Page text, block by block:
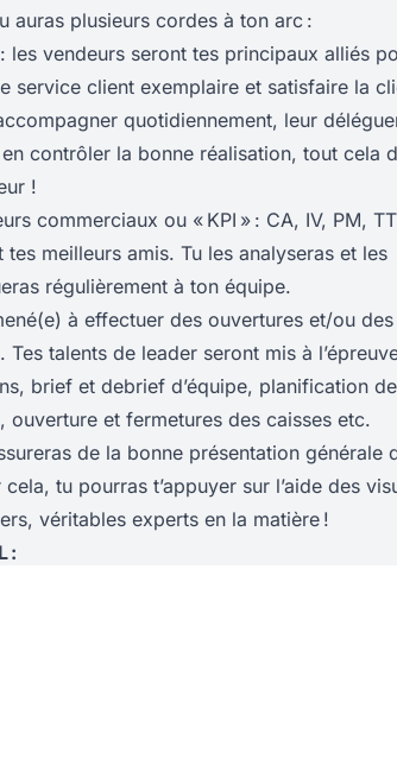
auras plusieurs cordes à ton arc :
les vendeurs seront tes principaux alliés
service client exemplaire et satisfaire la
quotidiennement, leur
contrôler la bonne réalisation, tout cela
!
commerciaux ou « KPI » : CA, IV, PM,
tes meilleurs amis. Tu les analyseras et les
régulièrement à ton équipe.
à effectuer des ouvertures et/ou
Tes talents de leader seront mis à
brief et debrief d’équipe, planification
ouverture et fermetures des caisses etc.
de la bonne présentation générale
tu pourras t’appuyer sur l’aide des
véritables experts en la matière !
: